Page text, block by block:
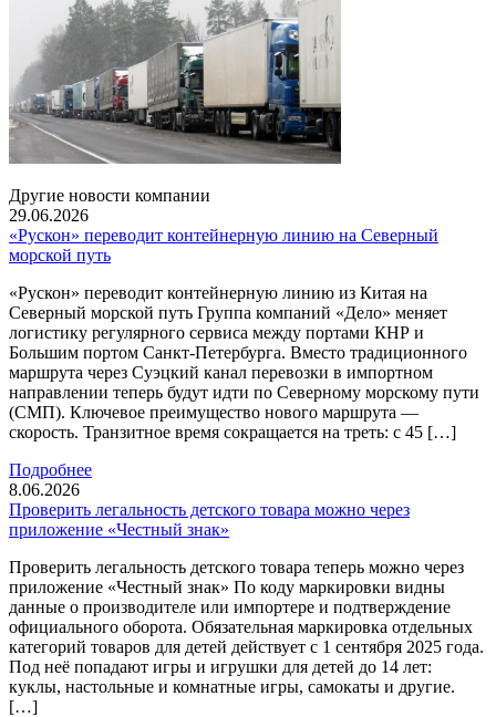
Другие новости компании
29.06.2026
«Рускон» переводит контейнерную линию на Северный
морской путь
«Рускон» переводит контейнерную линию из Китая на
Северный морской путь Группа компаний «Дело» меняет
логистику регулярного сервиса между портами КНР и
Большим портом Санкт-Петербурга. Вместо традиционного
маршрута через Суэцкий канал перевозки в импортном
направлении теперь будут идти по Северному морскому пути
(СМП). Ключевое преимущество нового маршрута —
скорость. Транзитное время сокращается на треть: с 45 […]
Подробнее
8.06.2026
Проверить легальность детского товара можно через
приложение «Честный знак»
Проверить легальность детского товара теперь можно через
приложение «Честный знак» По коду маркировки видны
данные о производителе или импортере и подтверждение
официального оборота. Обязательная маркировка отдельных
категорий товаров для детей действует с 1 сентября 2025 года.
Под неё попадают игры и игрушки для детей до 14 лет:
куклы, настольные и комнатные игры, самокаты и другие.
[…]